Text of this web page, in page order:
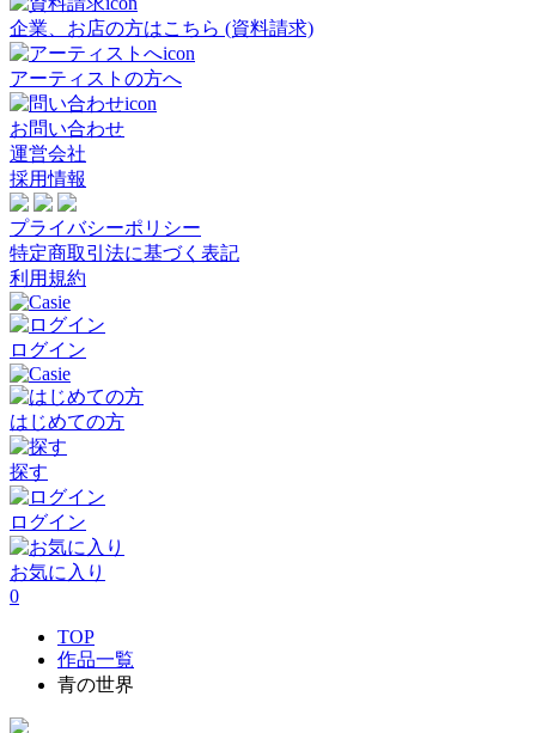
企業、お店の方はこちら (資料請求)
アーティストの方へ
お問い合わせ
運営会社
採用情報
プライバシーポリシー
特定商取引法に基づく表記
利用規約
ログイン
はじめての方
探す
ログイン
お気に入り
0
TOP
作品一覧
青の世界